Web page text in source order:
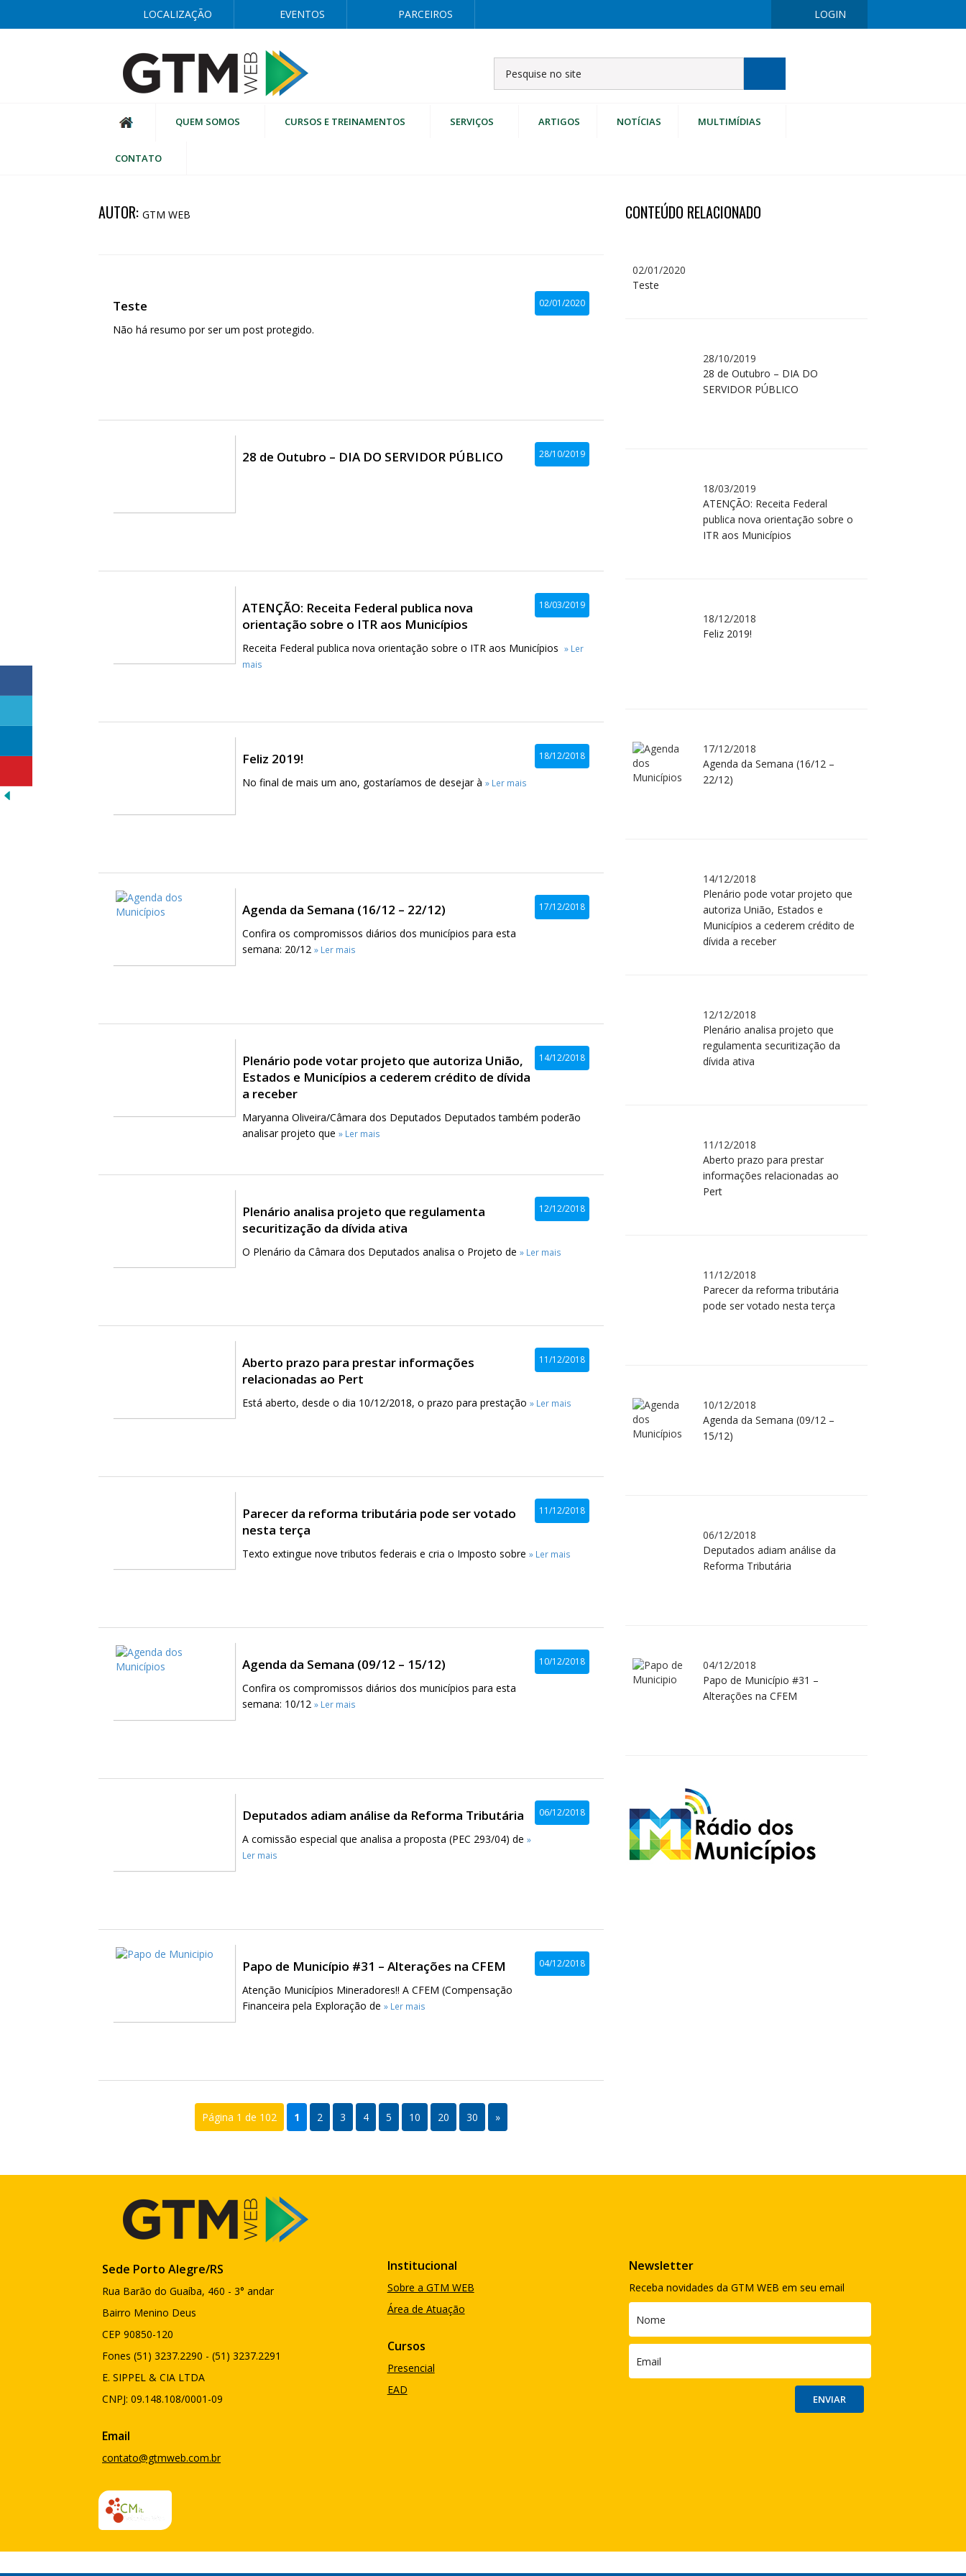
LOCALIZAÇÃO EVENTOS PARCEIROS LOGIN
QUEM SOMOS CURSOS E TREINAMENTOS SERVIÇOS ARTIGOS NOTÍCIAS MULTIMÍDIAS
CONTATO
AUTOR: GTM WEB
02/01/2020
Teste
Não há resumo por ser um post protegido.
28/10/2019
28 de Outubro – DIA DO SERVIDOR PÚBLICO
18/03/2019
ATENÇÃO: Receita Federal publica nova
orientação sobre o ITR aos Municípios
Receita Federal publica nova orientação sobre o ITR aos Municípios » Ler
mais
18/12/2018
Feliz 2019!
No final de mais um ano, gostaríamos de desejar à » Ler mais
17/12/2018
Agenda da Semana (16/12 – 22/12)
Confira os compromissos diários dos municípios para esta
semana: 20/12 » Ler mais
14/12/2018
Plenário pode votar projeto que autoriza União,
Estados e Municípios a cederem crédito de dívida
a receber
Maryanna Oliveira/Câmara dos Deputados Deputados também poderão
analisar projeto que » Ler mais
12/12/2018
Plenário analisa projeto que regulamenta
securitização da dívida ativa
O Plenário da Câmara dos Deputados analisa o Projeto de » Ler mais
11/12/2018
Aberto prazo para prestar informações
relacionadas ao Pert
Está aberto, desde o dia 10/12/2018, o prazo para prestação » Ler mais
11/12/2018
Parecer da reforma tributária pode ser votado
nesta terça
Texto extingue nove tributos federais e cria o Imposto sobre » Ler mais
10/12/2018
Agenda da Semana (09/12 – 15/12)
Confira os compromissos diários dos municípios para esta
semana: 10/12 » Ler mais
06/12/2018
Deputados adiam análise da Reforma Tributária
A comissão especial que analisa a proposta (PEC 293/04) de »
Ler mais
04/12/2018
Papo de Município #31 – Alterações na CFEM
Atenção Municípios Mineradores!! A CFEM (Compensação
Financeira pela Exploração de » Ler mais
Página 1 de 102 1 2 3 4 5 10 20 30 »
CONTEÚDO RELACIONADO
02/01/2020
Teste
28/10/2019
28 de Outubro – DIA DO
SERVIDOR PÚBLICO
18/03/2019
ATENÇÃO: Receita Federal
publica nova orientação sobre o
ITR aos Municípios
18/12/2018
Feliz 2019!
17/12/2018
Agenda da Semana (16/12 –
22/12)
14/12/2018
Plenário pode votar projeto que
autoriza União, Estados e
Municípios a cederem crédito de
dívida a receber
12/12/2018
Plenário analisa projeto que
regulamenta securitização da
dívida ativa
11/12/2018
Aberto prazo para prestar
informações relacionadas ao
Pert
11/12/2018
Parecer da reforma tributária
pode ser votado nesta terça
10/12/2018
Agenda da Semana (09/12 –
15/12)
06/12/2018
Deputados adiam análise da
Reforma Tributária
04/12/2018
Papo de Município #31 –
Alterações na CFEM
Sede Porto Alegre/RS
Rua Barão do Guaíba, 460 - 3° andar
Bairro Menino Deus
CEP 90850-120
Fones (51) 3237.2290 - (51) 3237.2291
E. SIPPEL & CIA LTDA
CNPJ: 09.148.108/0001-09
Email
contato@gtmweb.com.br
Institucional
Sobre a GTM WEB
Área de Atuação
Cursos
Presencial
EAD
Newsletter
Receba novidades da GTM WEB em seu email